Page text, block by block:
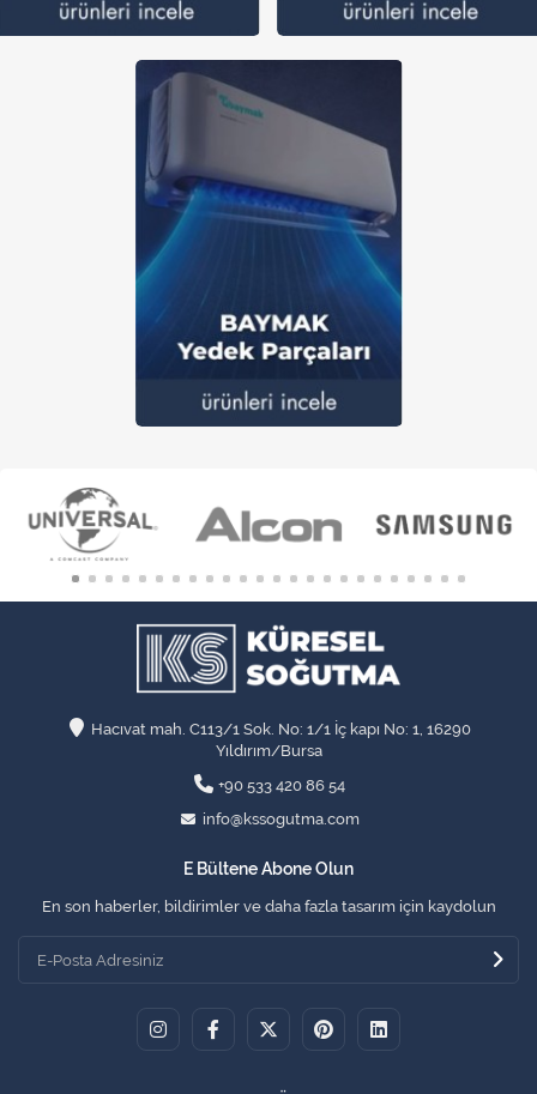
Hacıvat mah. C113/1 Sok. No: 1/1 İç kapı No: 1, 16290
Yıldırım/Bursa
+90 533 420 86 54
info@kssogutma.com
E Bültene Abone Olun
En son haberler, bildirimler ve daha fazla tasarım için kaydolun